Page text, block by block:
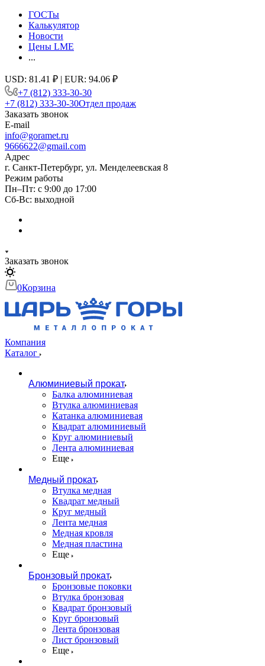
ГОСТы
Калькулятор
Новости
Цены LME
...
USD: 81.41 ₽ | EUR: 94.06 ₽
+7 (812) 333-30-30
+7 (812) 333-30-30Отдел продаж
Заказать звонок
E-mail
info@goramet.ru
9666622@gmail.com
Адрес
г. Санкт-Петербург, ул. Менделеевская 8
Режим работы
Пн–Пт: с 9:00 до 17:00
Сб-Вс: выходной
Заказать звонок
0Корзина
Компания
Каталог
Алюминиевый прокат
Балка алюминиевая
Втулка алюминиевая
Катанка алюминиевая
Квадрат алюминиевый
Круг алюминиевый
Лента алюминиевая
Еще
Медный прокат
Втулка медная
Квадрат медный
Круг медный
Лента медная
Медная кровля
Медная пластина
Еще
Бронзовый прокат
Бронзовые поковки
Втулка бронзовая
Квадрат бронзовый
Круг бронзовый
Лента бронзовая
Лист бронзовый
Еще